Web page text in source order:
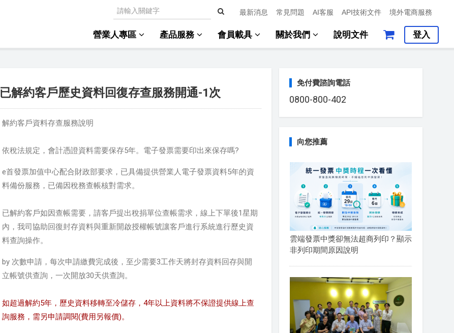
最新消息 常見問題 AI客服 API技術文件 境外電商服務
營業人專區 產品服務 會員載具 關於我們 說明文件 登入
已解約客戶歷史資料回復存查服務開通-1次
解約客戶資料存查服務說明
依稅法規定，會計憑證資料需要保存5年。電子發票需要印出來保存嗎?
e首發票加值中心配合財政部要求，已具備提供營業人電子發票資料5年的資
料備份服務，已備因稅務查帳核對需求。
已解約客戶如因查帳需要，請客戶提出稅捐單位查帳需求，線上下單後1星期
內，我司協助回復封存資料與重新開啟授權帳號讓客戶進行系統進行歷史資
料查詢操作。
by 次數申請，每次申請繳費完成後，至少需要3工作天將封存資料回存與開
立帳號供查詢，一次開放30天供查詢。
如超過解約5年，歷史資料移轉至冷儲存，4年以上資料將不保證提供線上查
詢服務，需另申請調閱(費用另報價)。
免付費諮詢電話
0800-800-402
向您推薦
雲端發票中獎卻無法超商列印？顯示
非列印期間原因說明